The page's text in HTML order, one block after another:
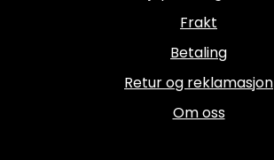
Frakt
Betaling
Retur og reklamasjon
Om oss